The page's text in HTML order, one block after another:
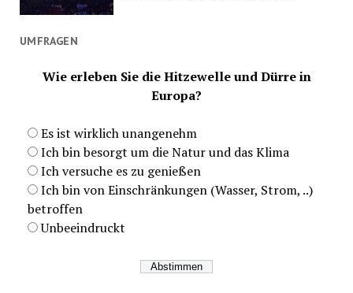
UMFRAGEN
Wie erleben Sie die Hitzewelle und Dürre in
Europa?
Es ist wirklich unangenehm
Ich bin besorgt um die Natur und das Klima
Ich versuche es zu genießen
Ich bin von Einschränkungen (Wasser, Strom, ..)
betroffen
Unbeeindruckt